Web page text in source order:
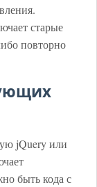
старые
повторно
jQuery или
быть кода с